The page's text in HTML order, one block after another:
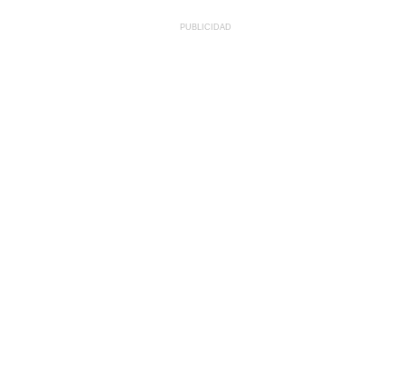
PUBLICIDAD